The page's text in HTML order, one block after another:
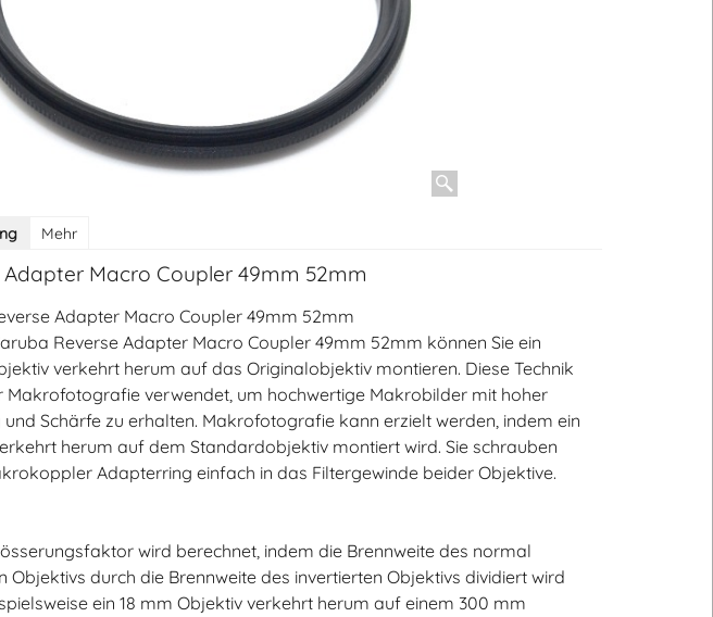
Mehr
Adapter Macro Coupler 49mm 52mm
Adapter Macro Coupler 49mm 52mm
Reverse Adapter Macro Coupler 49mm 52mm können Sie ein
verkehrt herum auf das Originalobjektiv montieren. Diese Technik
Makrofotografie verwendet, um hochwertige Makrobilder mit hoher
und Schärfe zu erhalten. Makrofotografie kann erzielt werden, indem ein
herum auf dem Standardobjektiv montiert wird. Sie schrauben
Adapterring einfach in das Filtergewinde beider Objektive.
wird berechnet, indem die Brennweite des normal
Objektivs durch die Brennweite des invertierten Objektivs dividiert wird
ein 18 mm Objektiv verkehrt herum auf einem 300 mm